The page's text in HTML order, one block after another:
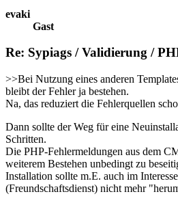
evaki
Gast
Re: Sypiags / Validierung /
>>Bei Nutzung eines anderen
bleibt der Fehler ja bestehen.
Na, das reduziert die Fehlerquellen
Dann sollte der Weg für eine
Schritten.
Die PHP-Fehlermeldungen aus dem
weiterem Bestehen unbedingt zu
Installation sollte m.E. auch im
(Freundschaftsdienst) nicht mehr